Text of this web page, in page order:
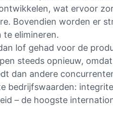
wat ervoor
Bovendien worden er
elimineren.
lof gehad voor de
steeds opnieuw,
dan andere
bedrijfswaarden:
– de hoogste